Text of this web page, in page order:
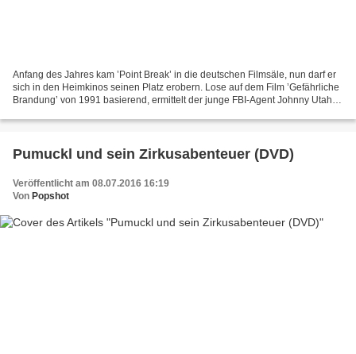
Anfang des Jahres kam ’Point Break’ in die deutschen Filmsäle, nun darf er
sich in den Heimkinos seinen Platz erobern. Lose auf dem Film ’Gefährliche
Brandung’ von 1991 basierend, ermittelt der junge FBI-Agent Johnny Utah
Pumuckl und sein Zirkusabenteuer (DVD)
Veröffentlicht am 08.07.2016 16:19
Von Popshot